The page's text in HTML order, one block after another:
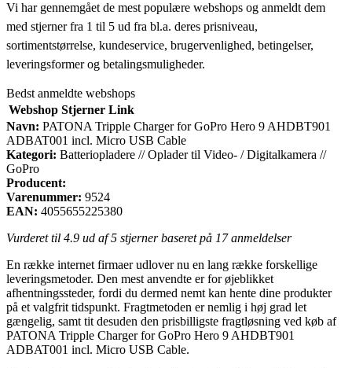
Vi har gennemgået de mest populære webshops og anmeldt dem
med stjerner fra 1 til 5 ud fra bl.a. deres prisniveau,
sortimentstørrelse, kundeservice, brugervenlighed, betingelser,
leveringsformer og betalingsmuligheder.
Bedst anmeldte webshops
Webshop Stjerner Link
Navn: PATONA Tripple Charger for GoPro Hero 9 AHDBT901
ADBAT001 incl. Micro USB Cable
Kategori: Batteriopladere // Oplader til Video- / Digitalkamera //
GoPro
Producent:
Varenummer: 9524
EAN: 4055655225380
Vurderet til 4.9 ud af 5 stjerner baseret på 17anmeldelser
En række internet firmaer udlover nu en lang række forskellige
leveringsmetoder. Den mest anvendte er for øjeblikket
afhentningssteder, fordi du dermed nemt kan hente dine produkter
på et valgfrit tidspunkt. Fragtmetoden er nemlig i høj grad let
gængelig, samt tit desuden den prisbilligste fragtløsning ved køb af
PATONA Tripple Charger for GoPro Hero 9 AHDBT901
ADBAT001 incl. Micro USB Cable.